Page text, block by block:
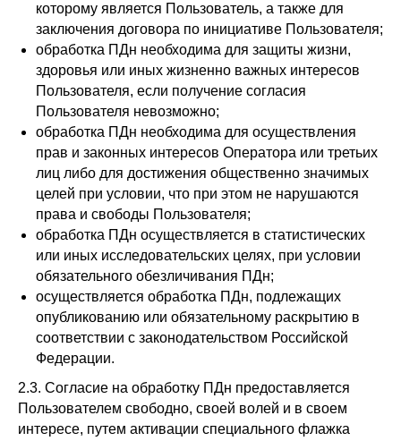
которому является Пользователь, а также для
заключения договора по инициативе Пользователя;
обработка ПДн необходима для защиты жизни,
здоровья или иных жизненно важных интересов
Пользователя, если получение согласия
Пользователя невозможно;
обработка ПДн необходима для осуществления
прав и законных интересов Оператора или третьих
лиц либо для достижения общественно значимых
целей при условии, что при этом не нарушаются
права и свободы Пользователя;
обработка ПДн осуществляется в статистических
или иных исследовательских целях, при условии
обязательного обезличивания ПДн;
осуществляется обработка ПДн, подлежащих
опубликованию или обязательному раскрытию в
соответствии с законодательством Российской
Федерации.
2.3. Согласие на обработку ПДн предоставляется
Пользователем свободно, своей волей и в своем
интересе, путем активации специального флажка